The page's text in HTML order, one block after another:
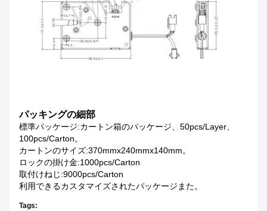
パッキングの細部
標準パッケージ:カートン箱のパッケージ、50pcs/layer、
100pcs/carton。
カートンのサイズ:370mmx240mmx140mm。
ロックの掛け金:1000pcs/carton
取付けねじ:9000pcs/carton
利用できるカスタマイズされたパッケージまた。
Tags: